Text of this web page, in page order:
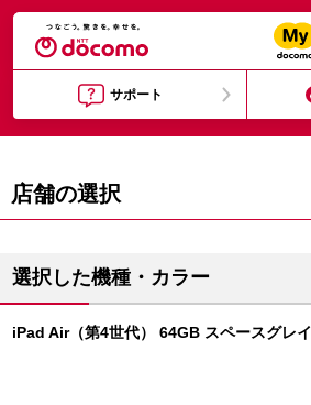
サポート
店舗の選択
選択した機種・カラー
iPad Air（第4世代） 64GB スペースグレイ